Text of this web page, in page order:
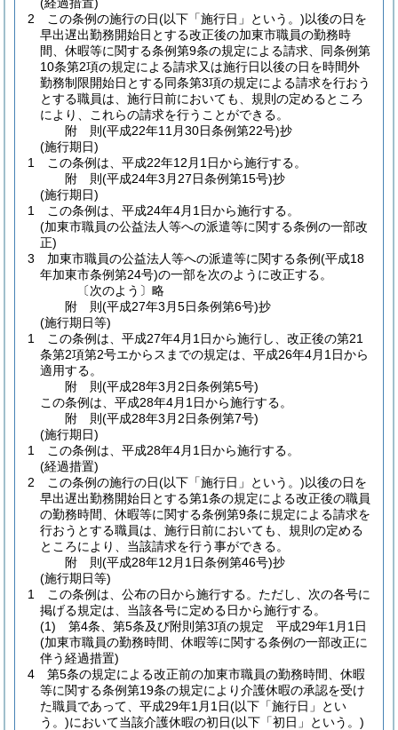
2
この条例の施行の日(以下「施行日」という。)以後の日を
早出遅出勤務開始日とする改正後の加東市職員の勤務時
間、休暇等に関する条例第9条の規定による請求、同条例第
10条第2項の規定による請求又は施行日以後の日を時間外
勤務制限開始日とする同条第3項の規定による請求を行おう
とする職員は、施行日前においても、規則の定めるところ
により、これらの請求を行うことができる。
附 則(平成22年11月30日条例第22号)抄
(施行期日)
1
この条例は、平成22年12月1日から施行する。
附 則(平成24年3月27日条例第15号)抄
(施行期日)
1
この条例は、平成24年4月1日から施行する。
(加東市職員の公益法人等への派遣等に関する条例の一部改
正)
3
加東市職員の公益法人等への派遣等に関する条例(平成18
年加東市条例第24号)の一部を次のように改正する。
〔次のよう〕略
附 則(平成27年3月5日条例第6号)抄
(施行期日等)
1
この条例は、平成27年4月1日から施行し、改正後の第21
条第2項第2号エからスまでの規定は、平成26年4月1日から
適用する。
附 則(平成28年3月2日条例第5号)
この条例は、平成28年4月1日から施行する。
附 則(平成28年3月2日条例第7号)
(施行期日)
1
この条例は、平成28年4月1日から施行する。
(経過措置)
2
この条例の施行の日(以下「施行日」という。)以後の日を
早出遅出勤務開始日とする第1条の規定による改正後の職員
の勤務時間、休暇等に関する条例第9条に規定による請求を
行おうとする職員は、施行日前においても、規則の定める
ところにより、当該請求を行う事ができる。
附 則(平成28年12月1日条例第46号)抄
(施行期日等)
1
この条例は、公布の日から施行する。 ただし、次の各号に
掲げる規定は、当該各号に定める日から施行する。
(1)
第4条、第5条及び附則第3項の規定 平成29年1月1日
(加東市職員の勤務時間、休暇等に関する条例の一部改正に
伴う経過措置)
4
第5条の規定による改正前の加東市職員の勤務時間、休暇
等に関する条例第19条の規定により介護休暇の承認を受け
た職員であって、平成29年1月1日(以下「施行日」とい
う。)において当該介護休暇の初日(以下「初日」という。)